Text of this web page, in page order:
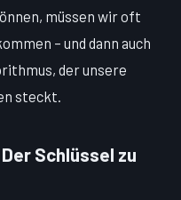
müssen wir oft
– und dann auch
der unsere
steckt.
Schlüssel zu